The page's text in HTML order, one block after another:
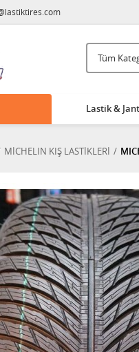
Lastik &
MİCHELIN KIŞ LASTİKLERİ